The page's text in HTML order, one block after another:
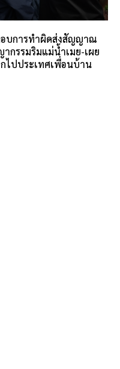
บการทำผิดส่งสัญญาณ
กรรมริมแม่น้ำเมย-เผย
ไปประเทศเพื่อนบ้าน